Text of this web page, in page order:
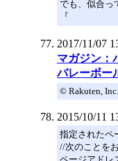
でも、似合っ
『
2017/11/07
マガジン：
バレーボー
© Rakuten, Inc.
2015/10/11
指定されたペ
//次のことを